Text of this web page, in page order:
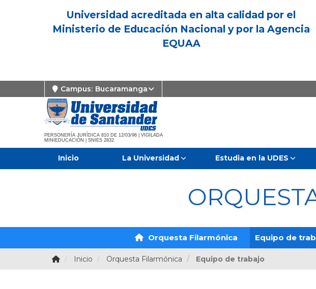
Universidad acreditada en alta calidad por el
Ministerio de Educación Nacional y por la Agencia
EQUAA
Campus: Bucaramanga
PERSONERÍA JURÍDICA 810 DE 12/03/96 | VIGILADA
MINIEDUCACIÓN | SNIES 2832
Inicio La Universidad Estudia en la UDES
Orquesta Filarmónica Equipo de
Inicio Orquesta Filarmónica Equipo de trabajo